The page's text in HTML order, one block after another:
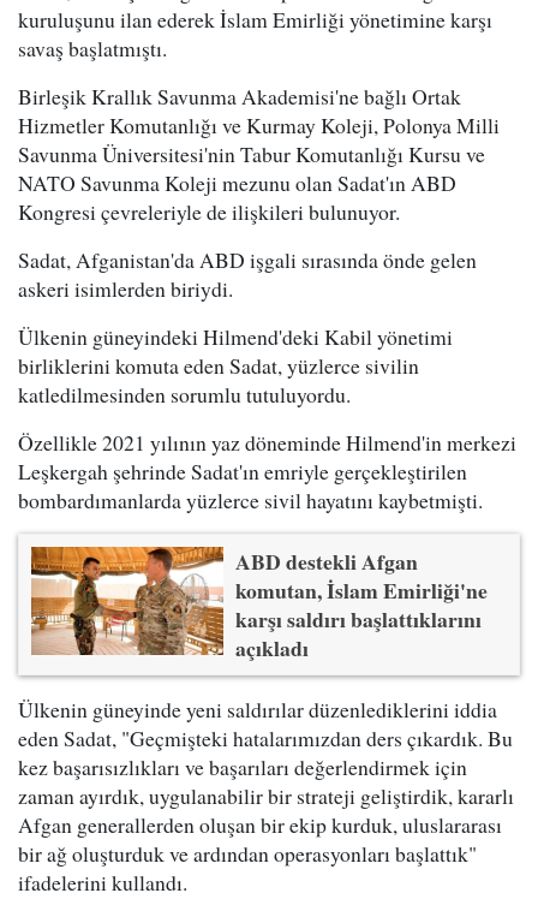
kuruluşunu ilan ederek İslam Emirliği yönetimine karşı
savaş başlatmıştı.
Birleşik Krallık Savunma Akademisi'ne bağlı Ortak
Hizmetler Komutanlığı ve Kurmay Koleji, Polonya Milli
Savunma Üniversitesi'nin Tabur Komutanlığı Kursu ve
NATO Savunma Koleji mezunu olan Sadat'ın ABD
Kongresi çevreleriyle de ilişkileri bulunuyor.
Sadat, Afganistan'da ABD işgali sırasında önde gelen
askeri isimlerden biriydi.
Ülkenin güneyindeki Hilmend'deki Kabil yönetimi
birliklerini komuta eden Sadat, yüzlerce sivilin
katledilmesinden sorumlu tutuluyordu.
Özellikle 2021 yılının yaz döneminde Hilmend'in merkezi
Leşkergah şehrinde Sadat'ın emriyle gerçekleştirilen
bombardımanlarda yüzlerce sivil hayatını kaybetmişti.
ABD destekli Afgan
komutan, İslam Emirliği'ne
karşı saldırı başlattıklarını
açıkladı
Ülkenin güneyinde yeni saldırılar düzenlediklerini iddia
eden Sadat, "Geçmişteki hatalarımızdan ders çıkardık. Bu
kez başarısızlıkları ve başarıları değerlendirmek için
zaman ayırdık, uygulanabilir bir strateji geliştirdik, kararlı
Afgan generallerden oluşan bir ekip kurduk, uluslararası
bir ağ oluşturduk ve ardından operasyonları başlattık"
ifadelerini kullandı.